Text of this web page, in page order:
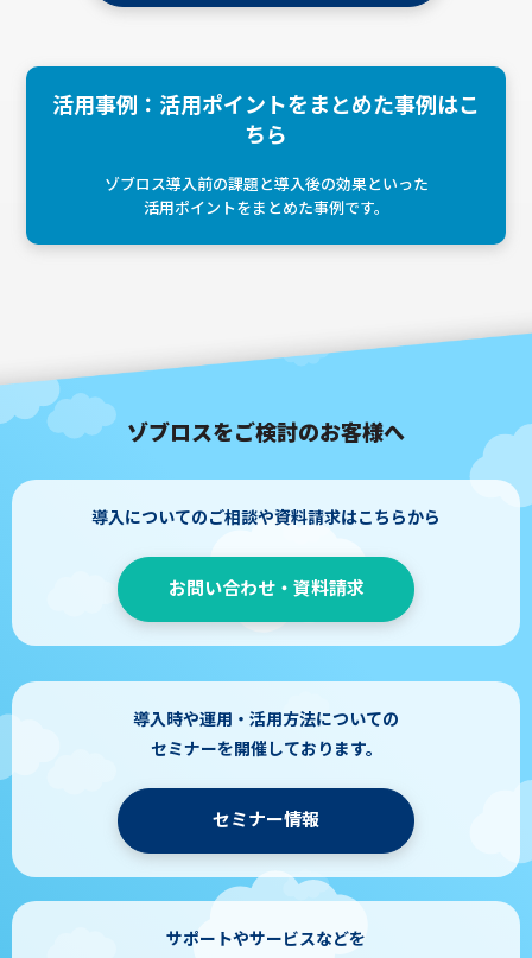
活用事例：活用ポイントをまとめた事例はこ
ちら
ゾブロス導入前の課題と導入後の効果といった
活用ポイントをまとめた事例です。
ゾブロスをご検討のお客様へ
導入についてのご相談や資料請求はこちらから
お問い合わせ・資料請求
導入時や運用・活用方法についての
セミナーを開催しております。
セミナー情報
サポートやサービスなどを